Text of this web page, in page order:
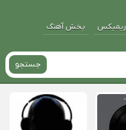
ریمیکس پخش آهنگ
جستجو